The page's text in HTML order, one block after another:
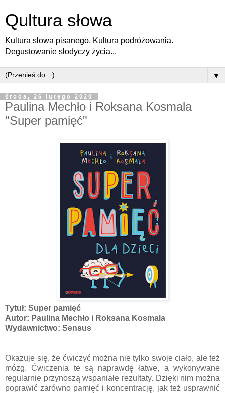
Qultura słowa
Kultura słowa pisanego. Kultura podróżowania.
Degustowanie słodyczy życia...
▼
środa, 26 lutego 2020
Paulina Mechło i Roksana Kosmala
"Super pamięć"
Tytuł: Super pamięć
Autor: Paulina Mechło i Roksana Kosmala
Wydawnictwo: Sensus
Okazuje się, że ćwiczyć można nie tylko swoje ciało, ale też
mózg. Ćwiczenia te są naprawdę łatwe, a wykonywane
regularnie przynoszą wspaniałe rezultaty. Dzięki nim można
poprawić zarówno pamięć i koncentrację, jak też usprawnić